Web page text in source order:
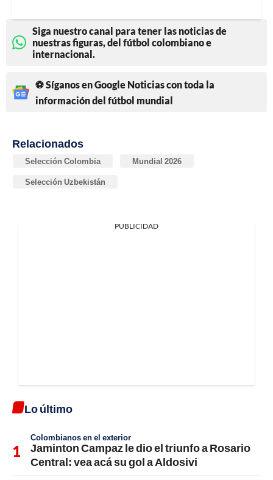
Siga nuestro canal para tener las noticias de
nuestras figuras, del fútbol colombiano e
internacional.
⚽ Síganos en Google Noticias con toda la
información del fútbol mundial
Relacionados
Selección Colombia Mundial 2026
Selección Uzbekistán
PUBLICIDAD
Lo último
Colombianos en el exterior
Jaminton Campaz le dio el triunfo a Rosario
Central: vea acá su gol a Aldosivi